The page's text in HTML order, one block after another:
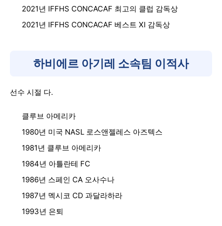
2021년 IFFHS CONCACAF 최고의 클럽 감독상
2021년 IFFHS CONCACAF 베스트 XI 감독상
하비에르 아기레 소속팀 이적사
선수 시절 다.
클루브 아메리카
1980년 미국 NASL 로스앤젤레스 아즈텍스
1981년 클루브 아메리카
1984년 아틀란테 FC
1986년 스페인 CA 오사수나
1987년 멕시코 CD 과달라하라
1993년 은퇴